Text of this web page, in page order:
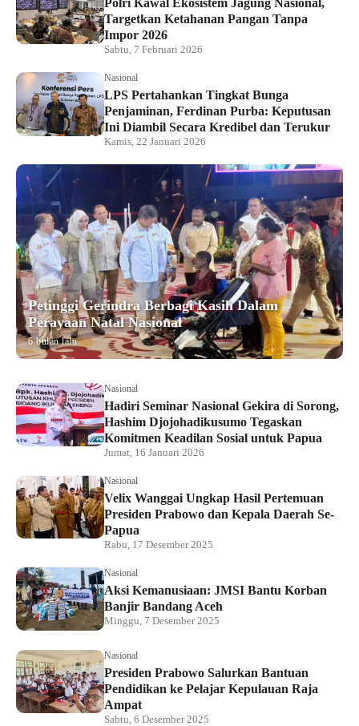
Polri Kawal Ekosistem Jagung Nasional,
Targetkan Ketahanan Pangan Tanpa
Impor 2026
Sabtu, 7 Februari 2026
Nasional
LPS Pertahankan Tingkat Bunga
Penjaminan, Ferdinan Purba: Keputusan
Ini Diambil Secara Kredibel dan Terukur
Kamis, 22 Januari 2026
Petinggi Gerindra Berbagi Kasih Dalam
Perayaan Natal Nasional
6 bulan lalu
Nasional
Hadiri Seminar Nasional Gekira di Sorong,
Hashim Djojohadikusumo Tegaskan
Komitmen Keadilan Sosial untuk Papua
Jumat, 16 Januari 2026
Nasional
Velix Wanggai Ungkap Hasil Pertemuan
Presiden Prabowo dan Kepala Daerah Se-
Papua
Rabu, 17 Desember 2025
Nasional
Aksi Kemanusiaan: JMSI Bantu Korban
Banjir Bandang Aceh
Minggu, 7 Desember 2025
Nasional
Presiden Prabowo Salurkan Bantuan
Pendidikan ke Pelajar Kepulauan Raja
Ampat
Sabtu, 6 Desember 2025